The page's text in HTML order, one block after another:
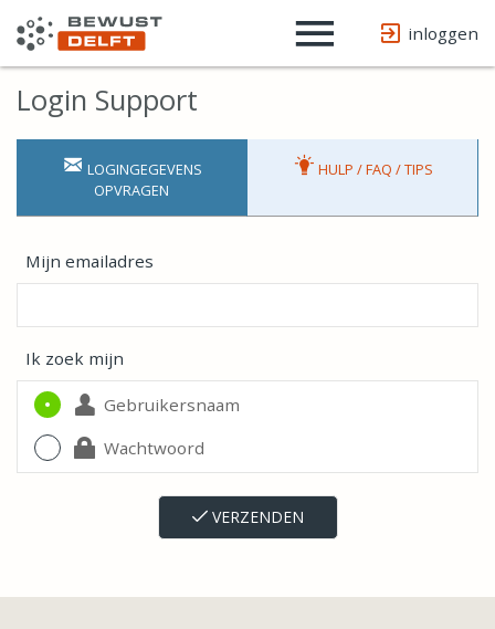
inloggen
Login Support
LOGINGEGEVENS
OPVRAGEN
HULP / FAQ / TIPS
Mijn emailadres
Ik zoek mijn
Gebruikersnaam
Wachtwoord
url
VERZENDEN